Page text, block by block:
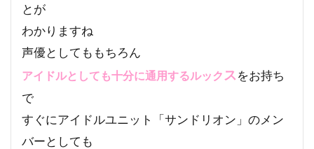
とが
わかりますね
声優としてももちろん
アイドルとしても十分に通用するルック スをお持ち
で
すぐにアイドルユニット「サンドリオン」のメン
バーとしても